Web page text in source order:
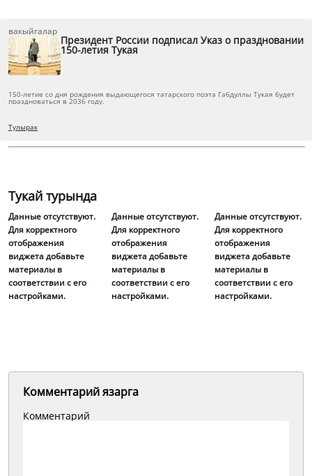
вакыйгалар
Президент России подписал Указ о праздновании
150-летия Тукая
150-летие со дня рождения выдающегося татарского поэта Габдуллы Тукая будет
праздноваться в 2036 году.
Тулырак
Тукай турында
Данные отсутствуют.
Для корректного
отображения
виджета добавьте
материалы в
соответствии с его
настройками.
Данные отсутствуют.
Для корректного
отображения
виджета добавьте
материалы в
соответствии с его
настройками.
Данные отсутствуют.
Для корректного
отображения
виджета добавьте
материалы в
соответствии с его
настройками.
Комментарий язарга
Комментарий